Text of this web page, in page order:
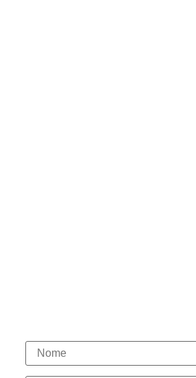
Novidades